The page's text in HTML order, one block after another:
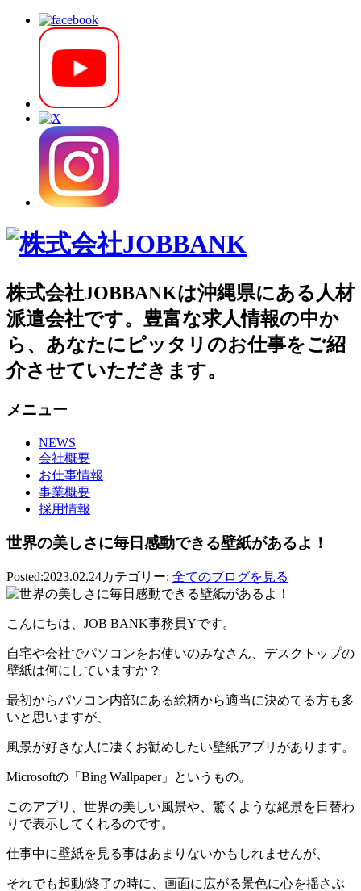
株式会社JOBBANKは沖縄県にある人材
派遣会社です。豊富な求人情報の中か
ら、あなたにピッタリのお仕事をご紹
介させていただきます。
メニュー
NEWS
会社概要
お仕事情報
事業概要
採用情報
世界の美しさに毎日感動できる壁紙があるよ！
Posted:2023.02.24カテゴリー: 全てのブログを見る
こんにちは、JOB BANK事務員Yです。
自宅や会社でパソコンをお使いのみなさん、デスクトップの
壁紙は何にしていますか？
最初からパソコン内部にある絵柄から適当に決めてる方も多
いと思いますが、
風景が好きな人に凄くお勧めしたい壁紙アプリがあります。
Microsoftの「Bing Wallpaper」というもの。
このアプリ、世界の美しい風景や、驚くような絶景を日替わ
りで表示してくれるのです。
仕事中に壁紙を見る事はあまりないかもしれませんが、
それでも起動/終了の時に、画面に広がる景色に心を揺さぶ